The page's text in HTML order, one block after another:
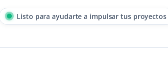
Listo para ayudarte a impulsar tus proyectos